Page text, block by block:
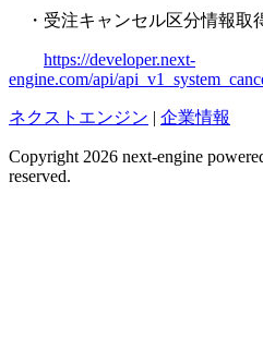
・受注キャンセル区分情報取
https://developer.next-
engine.com/api/
ネクストエンジン | 企業情報
Copyright 2026 next-engine
reserved.